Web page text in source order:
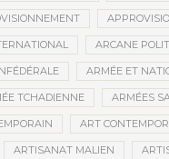
ARCANE
ARMÉE ET
TCHADIENNE ARMÉES
ART
ARTISANAT MALIEN